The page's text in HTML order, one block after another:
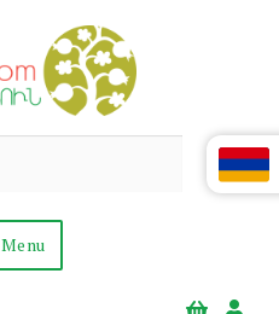
Abril
Books
Living
Armenian
Menu